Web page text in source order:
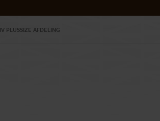
PLUSSIZE AFDELING